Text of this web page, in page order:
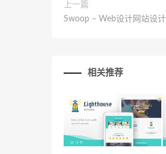
上一篇
Swoop – Web设计网站设
相关推荐